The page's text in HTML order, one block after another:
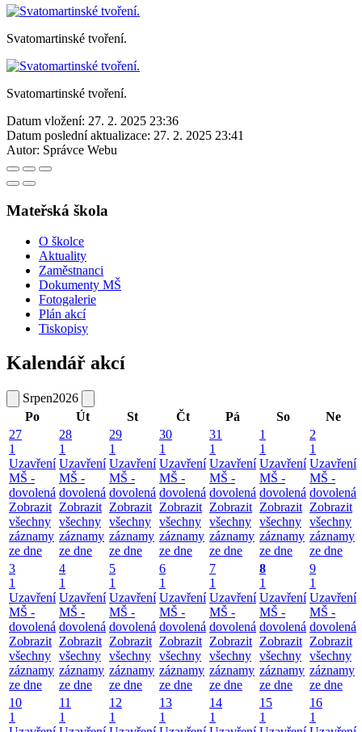
Svatomartinské tvoření.
Svatomartinské tvoření.
Datum vložení: 27. 2. 2025 23:36
Datum poslední aktualizace: 27. 2. 2025 23:41
Autor: Správce Webu
Mateřská škola
O školce
Aktuality
Zaměstnanci
Dokumenty MŠ
Fotogalerie
Plán akcí
Tiskopisy
Kalendář akcí
Srpen2026
Po
Út St Čt Pá So
Ne
27
1
Uzavření
MŠ -
dovolená
Zobrazit
všechny
záznamy
ze dne
28
1
Uzavření
MŠ -
dovolená
Zobrazit
všechny
záznamy
ze dne
29
1
Uzavření
MŠ -
dovolená
Zobrazit
všechny
záznamy
ze dne
30
1
Uzavření
MŠ -
dovolená
Zobrazit
všechny
záznamy
ze dne
31
1
Uzavření
MŠ -
dovolená
Zobrazit
všechny
záznamy
ze dne
1
1
Uzavření
MŠ -
dovolená
Zobrazit
všechny
záznamy
ze dne
2
1
Uzavření
MŠ -
dovolená
Zobrazit
všechny
záznamy
ze dne
3
1
Uzavření
MŠ -
dovolená
Zobrazit
všechny
záznamy
ze dne
4
1
Uzavření
MŠ -
dovolená
Zobrazit
všechny
záznamy
ze dne
5
1
Uzavření
MŠ -
dovolená
Zobrazit
všechny
záznamy
ze dne
6
1
Uzavření
MŠ -
dovolená
Zobrazit
všechny
záznamy
ze dne
7
1
Uzavření
MŠ -
dovolená
Zobrazit
všechny
záznamy
ze dne
8
1
Uzavření
MŠ -
dovolená
Zobrazit
všechny
záznamy
ze dne
9
1
Uzavření
MŠ -
dovolená
Zobrazit
všechny
záznamy
ze dne
10
1
11
1
12
1
13
1
14
1
15
1
16
1